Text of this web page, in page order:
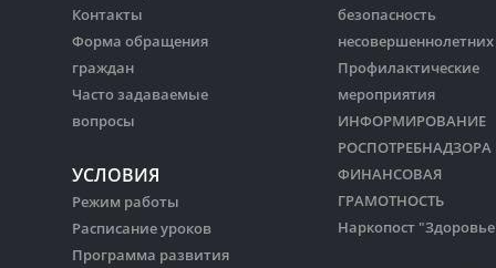
Контакты
Форма обращения
граждан
Часто задаваемые
вопросы
УСЛОВИЯ
Режим работы
Расписание уроков
Программа развития
безопасность
несовершеннолетних
Профилактические
мероприятия
ИНФОРМИРОВАНИЕ
РОСПОТРЕБНАДЗОРА
ФИНАНСОВАЯ
ГРАМОТНОСТЬ
Наркопост